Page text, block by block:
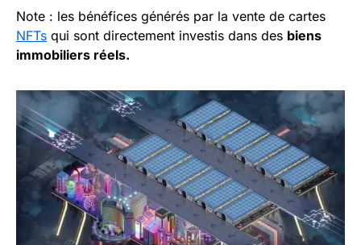
Note : les bénéfices générés par la vente de cartes
NFTs qui sont directement investis dans des biens
immobiliers réels.